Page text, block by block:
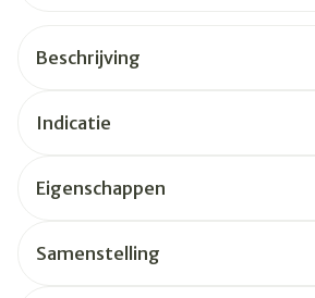
Beschrijving
Indicatie
Eigenschappen
Samenstelling